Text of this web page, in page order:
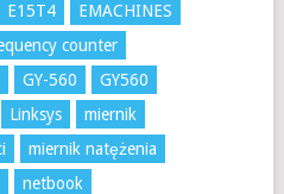
E15T4
EMACHINES
counter
GY-560
GY560
Linksys
miernik
miernik natężenia
netbook